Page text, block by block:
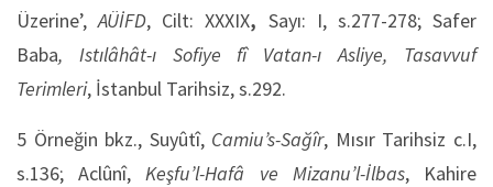
Üzerine’,AÜİFD, Cilt: XXXIX, Sayı: I, s.277-278; Safer
Baba, Istılâhât-ı Sofiye fî Vatan-ı Asliye, Tasavvuf
Terimleri, İstanbul Tarihsiz, s.292.
5 Örneğin bkz., Suyûtî, Camiu’s-Sağîr, Mısır Tarihsiz c.I,
s.136; Aclûnî,Keşfu’l-Hafâ ve Mizanu’l-İlbas, Kahire